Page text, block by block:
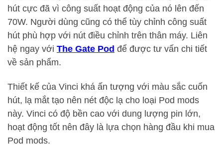
hút cực đã vì công suất hoạt động của nó lên đến
70W. Người dùng cũng có thể tùy chỉnh công suất
hút phù hợp với nút điều chỉnh trên thân máy. Liên
hệ ngay với The Gate Pod để được tư vấn chi tiết
về sản phẩm.
Thiết kế của Vinci khá ấn tượng với màu sắc cuốn
hút, lạ mắt tạo nên nét độc lạ cho loại Pod mods
này. Vinci có độ bền cao với dung lượng pin lớn,
hoạt động tốt nên đây là lựa chọn hàng đầu khi mua
Pod mods.